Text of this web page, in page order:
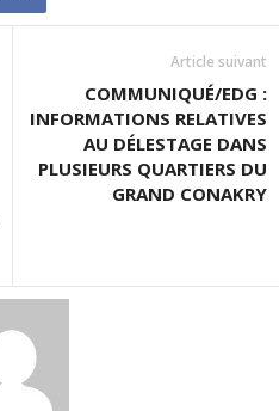
Article suivant
COMMUNIQUÉ/EDG :
INFORMATIONS RELATIVES
AU DÉLESTAGE DANS
PLUSIEURS QUARTIERS DU
GRAND CONAKRY